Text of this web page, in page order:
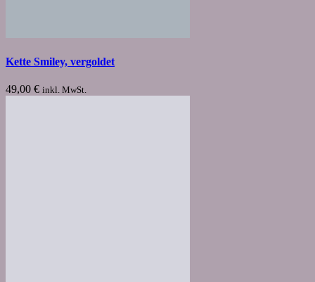
Kette Smiley, vergoldet
49,00 € inkl. MwSt.